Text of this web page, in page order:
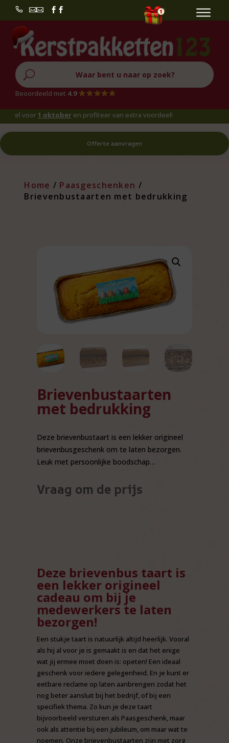
 
U
Beoordeeld met 4.9
voor1 oktoberen profiteer van extra voordeel!
Offerte aanvragen
Home / Paasgeschenken /
Brievenbustaarten met bedrukking
Brievenbustaarten
met bedrukking
Deze brievenbustaart is een lekker origineel
brievenbusgeschenk om te laten bezorgen.
Leuk met persoonlijke boodschap…
Vraag om de prijs
Deze brievenbus taart is
een lekker origineel
cadeau om bij je
medewerkers te laten
bezorgen!
Een stukje taart is natuurlijk altijd heerlijk. Vooral
als hij al voor je is gemaakt is en dat het enige
wat jij ermee moet doen is: opeten! Een ideaal
geschenk voor iedere gelegenheid. En je kunt er
eetbare reclame op laten aanbrengen zodat het
nog beter aansluit bij het bedrijf, of bij een
specifiek thema. Zo kun je deze taart
bijvoorbeeld versturen als Paasgeschenk, maar
ook als attentie bij een jubileum, om maar wat te
noemen. Onze brievenbustaarten zijn met zorg